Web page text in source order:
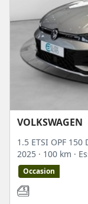
VOLKSWAGEN
1.5 ETSI OPF 150
2025 · 100 km ·
Occasion